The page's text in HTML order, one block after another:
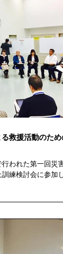
救援活動のため
われた第一回災
練検討会に参加